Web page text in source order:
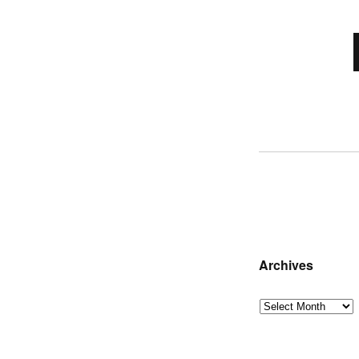
Archives
Archives